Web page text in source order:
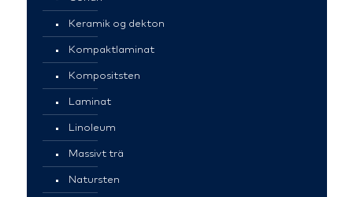
Keramik og dekton
Kompaktlaminat
Kompositsten
Laminat
Linoleum
Massivt trä
Natursten